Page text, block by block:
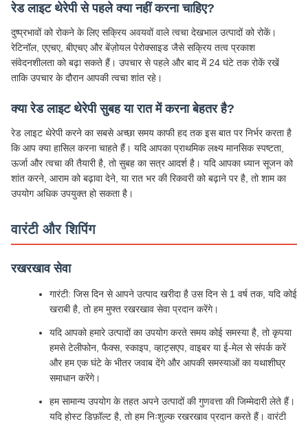
रेड लाइट थेरेपी से पहले क्या नहीं करना चाहिए?
दुष्प्रभावों को रोकने के लिए सक्रिय अवयवों वाले त्वचा देखभाल उत्पादों को रोकें।
रेटिनॉल, एएचए, बीएचए और बेंज़ोयल पेरोक्साइड जैसे सक्रिय तत्व प्रकाश
संवेदनशीलता को बढ़ा सकते हैं। उपचार से पहले और बाद में 24 घंटे तक रोकें रखें
ताकि उपचार के दौरान आपकी त्वचा शांत रहे।
क्या रेड लाइट थेरेपी सुबह या रात में करना बेहतर है?
रेड लाइट थेरेपी करने का सबसे अच्छा समय काफी हद तक इस बात पर निर्भर करता है
कि आप क्या हासिल करना चाहते हैं। यदि आपका प्राथमिक लक्ष्य मानसिक स्पष्टता,
ऊर्जा और त्वचा की तैयारी है, तो सुबह का सत्र आदर्श है। यदि आपका ध्यान सूजन को
शांत करने, आराम को बढ़ावा देने, या रात भर की रिकवरी को बढ़ाने पर है, तो शाम का
उपयोग अधिक उपयुक्त हो सकता है।
वारंटी और शिपिंग
रखरखाव सेवा
गारंटी: जिस दिन से आपने उत्पाद खरीदा है उस दिन से 1 वर्ष तक, यदि कोई
खराबी है, तो हम मुफ्त रखरखाव सेवा प्रदान करेंगे।
यदि आपको हमारे उत्पादों का उपयोग करते समय कोई समस्या है, तो कृपया
हमसे टेलीफोन, फैक्स, स्काइप, व्हाट्सएप, वाइबर या ई-मेल से संपर्क करें
और हम एक घंटे के भीतर जवाब देंगे और आपकी समस्याओं का यथाशीघ्र
समाधान करेंगे।
हम सामान्य उपयोग के तहत अपने उत्पादों की गुणवत्ता की जिम्मेदारी लेते हैं।
यदि होस्ट डिफ़ॉल्ट है, तो हम निःशुल्क रखरखाव प्रदान करते हैं। वारंटी